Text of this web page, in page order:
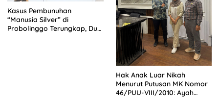
Kasus Pembunuhan
“Manusia Silver” di
Probolinggo Terungkap, Dua
Hak Anak Luar Nikah
Menurut Putusan MK Nomor
46/PUU-VIII/2010: Ayah